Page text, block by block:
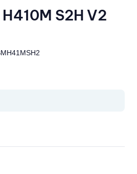
S2H V2